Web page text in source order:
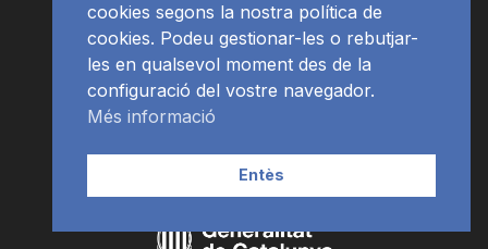
Descarrega't l'APP:
Disponible per iOS i Android
cookies segons la nostra política de
cookies. Podeu gestionar-les o rebutjar-
les en qualsevol moment des de la
configuració del vostre navegador.
Més informació
Entès